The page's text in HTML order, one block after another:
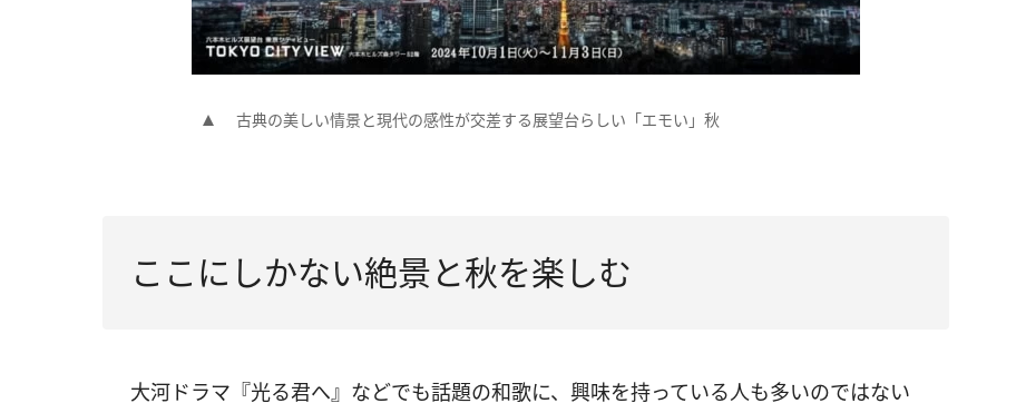
古典の美しい情景と現代の感性が交差する展望台らしい「エモい」秋
ここにしかない絶景と秋を楽しむ
大河ドラマ『光る君へ』などでも話題の和歌に、興味を持っている人も多いのではない